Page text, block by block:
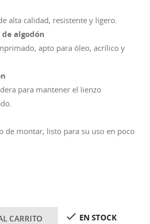
alta calidad, resistente y ligero.
algodón
apto para óleo, acrílico y
para mantener el lienzo
de montar, listo para su uso en poco
CARRITO  EN STOCK